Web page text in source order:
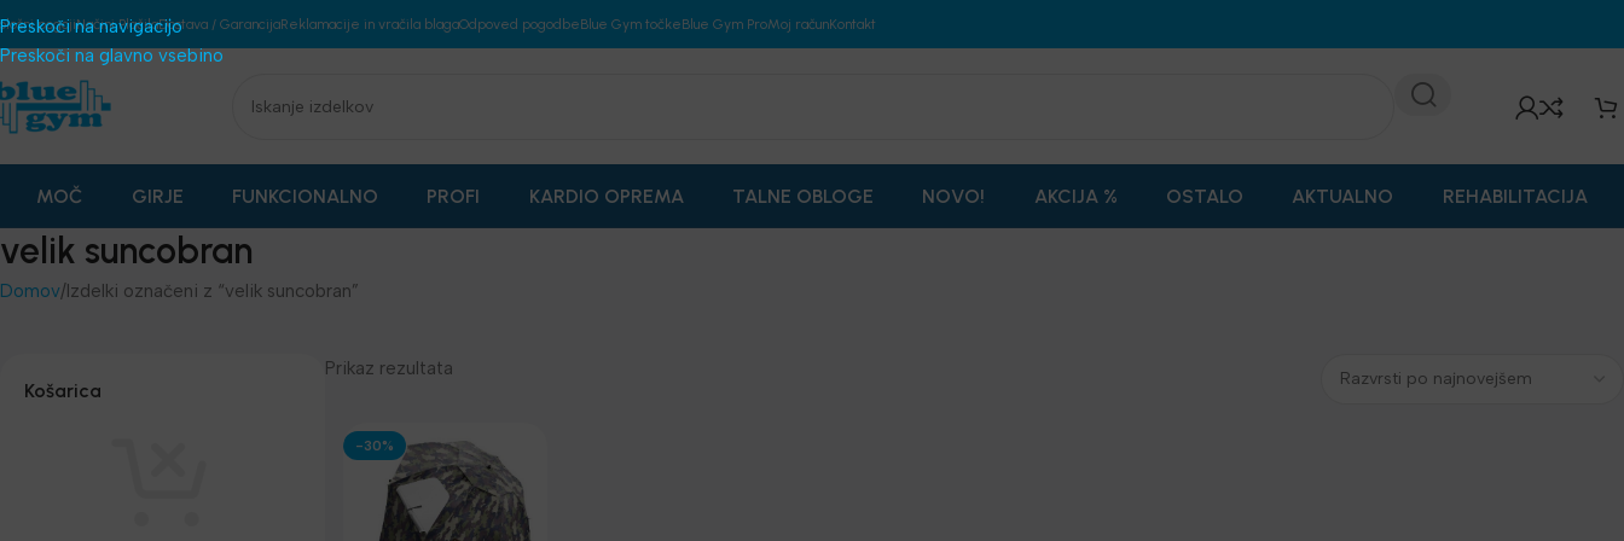
Preskoči na navigacijo
Preskoči na glavno vsebino
pogojiNačini PlačilaDostava / GarancijaReklamacije in vračila blagaOdpoved pogodbeBlue Gym točkeBlue Gym ProMoj računKontakt
MOČ GIRJE FUNKCIONALNO PROFI KARDIO OPREMA TALNE OBLOGE NOVO! AKCIJA % OSTALO AKTUALNO REHABILITACIJA
velik suncobran
Domov Izdelki označeni z “velik suncobran”
Košarica
Prikaz rezultata
-30%